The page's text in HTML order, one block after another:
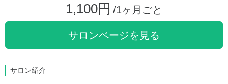
1,100円 /1ヶ月ごと
サロンページを見る
サロン紹介